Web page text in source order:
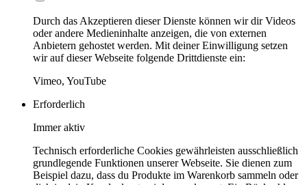
Durch das Akzeptieren dieser Dienste können wir dir Videos
oder andere Medieninhalte anzeigen, die von externen
Anbietern gehostet werden. Mit deiner Einwilligung setzen
wir auf dieser Webseite folgende Drittdienste ein:
Vimeo, YouTube
Erforderlich
Immer aktiv
Technisch erforderliche Cookies gewährleisten ausschließlich
grundlegende Funktionen unserer Webseite. Sie dienen zum
Beispiel dazu, dass du Produkte im Warenkorb sammeln oder